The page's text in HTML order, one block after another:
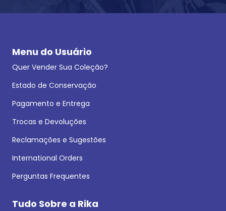
Menu do Usuário
Quer Vender Sua Coleção?
Estado de Conservação
Pagamento e Entrega
Trocas e Devoluções
Reclamações e Sugestões
International Orders
Perguntas Frequentes
Tudo Sobre a Rika